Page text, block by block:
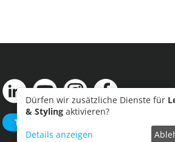
Termin einreichen
Dürfen wir zusätzliche Dienste für
& Styling aktivieren?
Details anzeigen